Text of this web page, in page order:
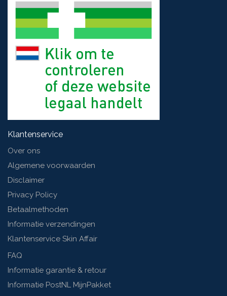
Klantenservice
Over ons
Algemene voorwaarden
Disclaimer
Privacy Policy
Betaalmethoden
Informatie verzendingen
Klantenservice Skin Affair
FAQ
Informatie garantie & retour
Informatie PostNL MijnPakket